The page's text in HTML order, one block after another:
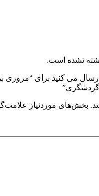
نشده است.
می کنید برای “مروری
گردشگری”
بخش‌های موردنیاز